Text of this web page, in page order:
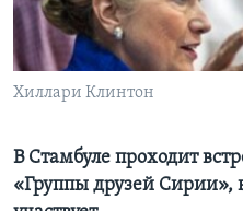
Learning English
СОЦИАЛЬНЫЕ СЕТИ
Языки
Хиллари Клинтон
В Стамбуле проходит
«Группы друзей Сирии»,